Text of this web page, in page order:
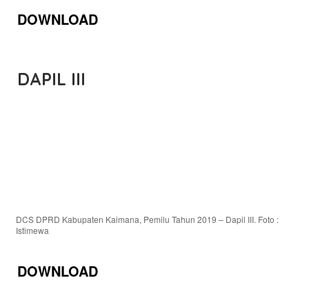
DOWNLOAD
DAPIL III
DCS DPRD Kabupaten Kaimana, Pemilu Tahun 2019 – Dapil III. Foto :
Istimewa
DOWNLOAD